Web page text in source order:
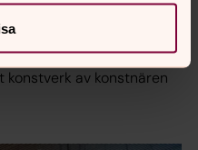
av konstnären